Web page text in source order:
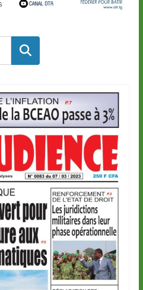
Rechercher